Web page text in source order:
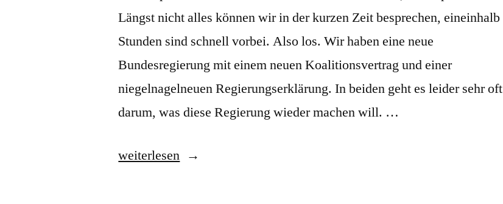
Längst nicht alles können wir in der kurzen Zeit besprechen, eineinhalb
Stunden sind schnell vorbei. Also los. Wir haben eine neue
Bundesregierung mit einem neuen Koalitionsvertrag und einer
niegelnagelneuen Regierungserklärung. In beiden geht es leider sehr oft
darum, was diese Regierung wieder machen will. …
„Neusprechfunk
weiterlesen